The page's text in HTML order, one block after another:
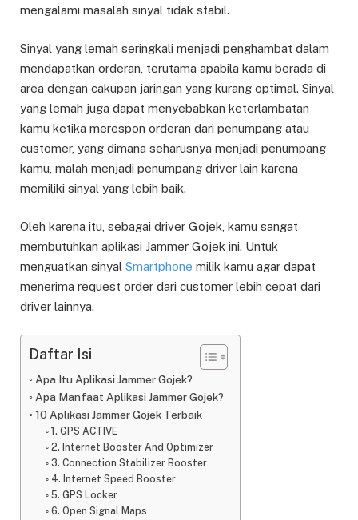
mengalami masalah sinyal tidak stabil.
Sinyal yang lemah seringkali menjadi penghambat dalam
mendapatkan orderan, terutama apabila kamu berada di
area dengan cakupan jaringan yang kurang optimal. Sinyal
yang lemah juga dapat menyebabkan keterlambatan
kamu ketika merespon orderan dari penumpang atau
customer, yang dimana seharusnya menjadi penumpang
kamu, malah menjadi penumpang driver lain karena
memiliki sinyal yang lebih baik.
Oleh karena itu, sebagai driver Gojek, kamu sangat
membutuhkan aplikasi Jammer Gojek ini. Untuk
menguatkan sinyal Smartphone milik kamu agar dapat
menerima request order dari customer lebih cepat dari
driver lainnya.
Daftar Isi
Apa Itu Aplikasi Jammer Gojek?
Apa Manfaat Aplikasi Jammer Gojek?
10 Aplikasi Jammer Gojek Terbaik
1. GPS ACTIVE
2. Internet Booster And Optimizer
3. Connection Stabilizer Booster
4. Internet Speed Booster
5. GPS Locker
6. Open Signal Maps